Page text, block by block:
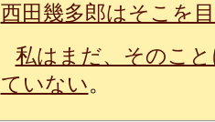
西田幾多郎はそこを
私はまだ、そのこ
ていない。